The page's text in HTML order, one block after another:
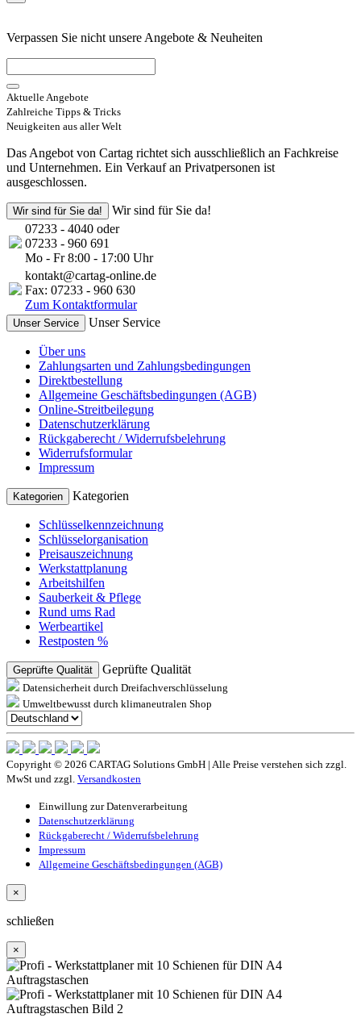
Verpassen Sie nicht unsere Angebote & Neuheiten
Aktuelle Angebote
Zahlreiche Tipps & Tricks
Neuigkeiten aus aller Welt
Das Angebot von Cartag richtet sich ausschließlich an Fachkreise
und Unternehmen. Ein Verkauf an Privatpersonen ist
ausgeschlossen.
Wir sind für Sie da!
Wir sind für Sie da!
07233 - 4040 oder
07233 - 960 691
Mo - Fr 8:00 - 17:00 Uhr
kontakt@cartag-online.de
Fax: 07233 - 960 630
Zum Kontaktformular
Unser Service Unser Service
Über uns
Zahlungsarten und Zahlungsbedingungen
Direktbestellung
Allgemeine Geschäftsbedingungen (AGB)
Online-Streitbeilegung
Datenschutzerklärung
Rückgaberecht / Widerrufsbelehrung
Widerrufsformular
Impressum
Kategorien Kategorien
Schlüsselkennzeichnung
Schlüsselorganisation
Preisauszeichnung
Werkstattplanung
Arbeitshilfen
Sauberkeit & Pflege
Rund ums Rad
Werbeartikel
Restposten %
Geprüfte Qualität Geprüfte Qualität
Datensicherheit durch Dreifachverschlüsselung
Umweltbewusst durch klimaneutralen Shop
Copyright © 2026 CARTAG Solutions GmbH | Alle Preise verstehen sich zzgl.
MwSt und zzgl. Versandkosten
Einwillung zur Datenverarbeitung
Datenschutzerklärung
Rückgaberecht / Widerrufsbelehrung
Impressum
Allgemeine Geschäftsbedingungen (AGB)
×
schließen
×